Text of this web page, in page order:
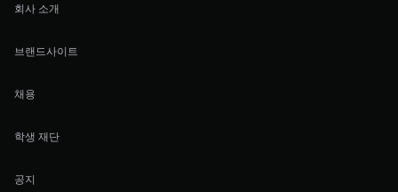
회사 소개
브랜드사이트
채용
학생 재단
공지